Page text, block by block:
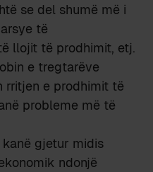
se del shumë më i
të
llojit të prodhimit, etj.
e tregtarëve
rritjen e prodhimit të
probleme më të
gjetur midis
ndonjë